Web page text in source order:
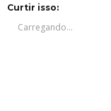
em
janela) janela)
Curtir isso:
Carregando...